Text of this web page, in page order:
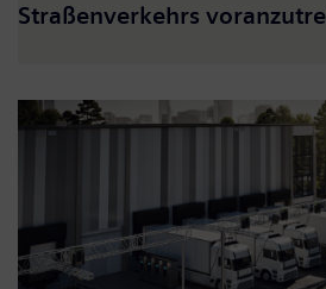
Straßenverkehrs